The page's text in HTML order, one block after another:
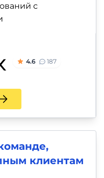
с
4.6 187
клиентам